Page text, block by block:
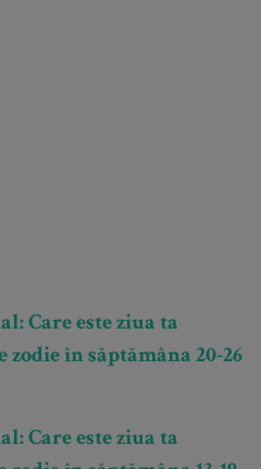
Care este ziua ta
în săptămâna 20-26
Care este ziua ta